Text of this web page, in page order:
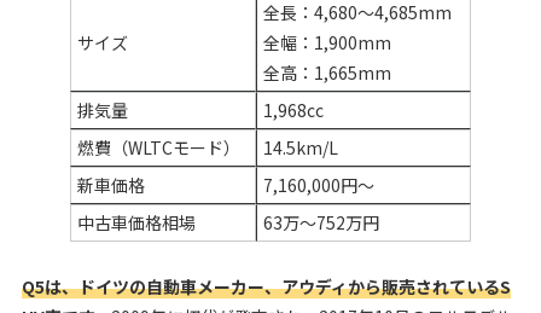
サイズ
全長：4,680〜4,685mm
全幅：1,900mm
全高：1,665mm
排気量
1,968cc
燃費（WLTCモード）
14.5km/L
新車価格
7,160,000円〜
中古車価格相場
63万～752万円
Q5は、ドイツの自動車メーカー、アウディから販売されているS